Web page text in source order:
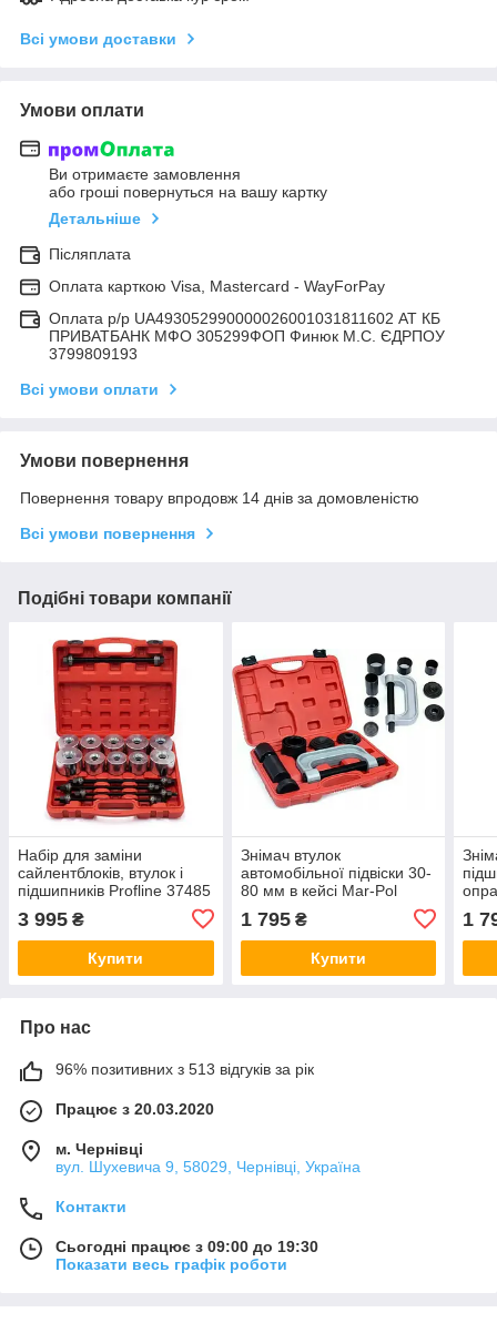
Всі умови доставки
Умови оплати
Ви отримаєте замовлення
або гроші повернуться на вашу картку
Детальніше
Післяплата
Оплата карткою Visa, Mastercard - WayForPay
Оплата р/р UA493052990000026001031811602 АТ КБ
ПРИВАТБАНК МФО 305299ФОП Финюк М.С. ЄДРПОУ
3799809193
Всі умови оплати
Умови повернення
Повернення товару впродовж 14 днів за домовленістю
Всі умови повернення
Подібні товари компанії
Набір для заміни
сайлентблоків, втулок і
підшипників Profline 37485
3 995 ₴
Купити
Знімач втулок
автомобільної підвіски 30-
80 мм в кейсі Mar-Pol
1 795₴
Купити
1
Про нас
96% позитивних з 513 відгуків за рік
Працює з 20.03.2020
м. Чернівці
вул. Шухевича 9, 58029, Чернівці, Україна
Контакти
Сьогодні працює з 09:00 до 19:30
Показати весь графік роботи